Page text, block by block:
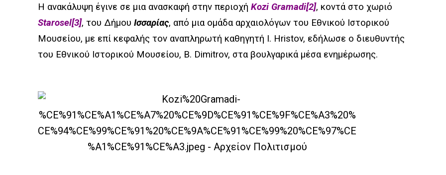
Η ανακάλυψη έγινε σε μια ανασκαφή στην περιοχή Kozi Gramadi[2], κοντά στο χωριό
Starosel[3], του Δήμου Ισσαρίας, από μια ομάδα αρχαιολόγων του Εθνικού Ιστορικού
Μουσείου, με επί κεφαλής τον αναπληρωτή καθηγητή I. Hristov, εδήλωσε ο διευθυντής
του Εθνικού Ιστορικού Μουσείου, B. Dimitrov, στα βουλγαρικά μέσα ενημέρωσης.